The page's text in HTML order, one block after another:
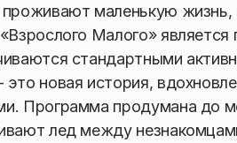
маленькую
Малого»
стандартными
новая история,
Программа продумана до
лед между